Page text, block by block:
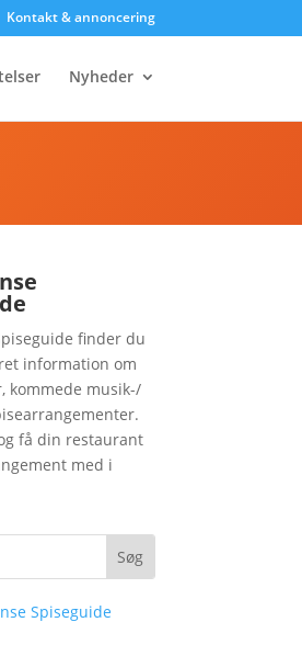
Kontakt & annoncering
Nyheder
finder du
information om
kommede musik-/
få din restaurant
med i